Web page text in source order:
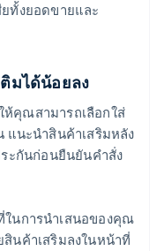
ทั้งยอดขายและ
มได้น้อยลง
คุณสามารถเลือกใส่
แนะนำสินค้าเสริมหลัง
ะกันก่อนยืนยันคำสั่ง
ในการนำเสนอของคุณ
นค้าเสริมลงในหน้าที่